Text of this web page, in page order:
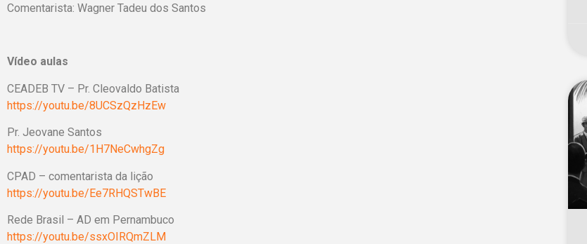
Comentarista: Wagner Tadeu dos Santos
Vídeo aulas
CEADEB TV – Pr. Cleovaldo Batista
https://youtu.be/8UCSzQzHzEw
Pr. Jeovane Santos
https://youtu.be/1H7NeCwhgZg
CPAD – comentarista da lição
https://youtu.be/Ee7RHQSTwBE
Rede Brasil – AD em Pernambuco
https://youtu.be/ssxOIRQmZLM